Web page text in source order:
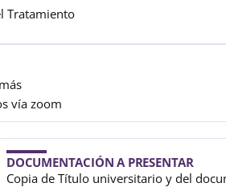
Tratamiento
vía zoom
DOCUMENTACIÓN A PRESENTAR
Copia de Título universitario y del